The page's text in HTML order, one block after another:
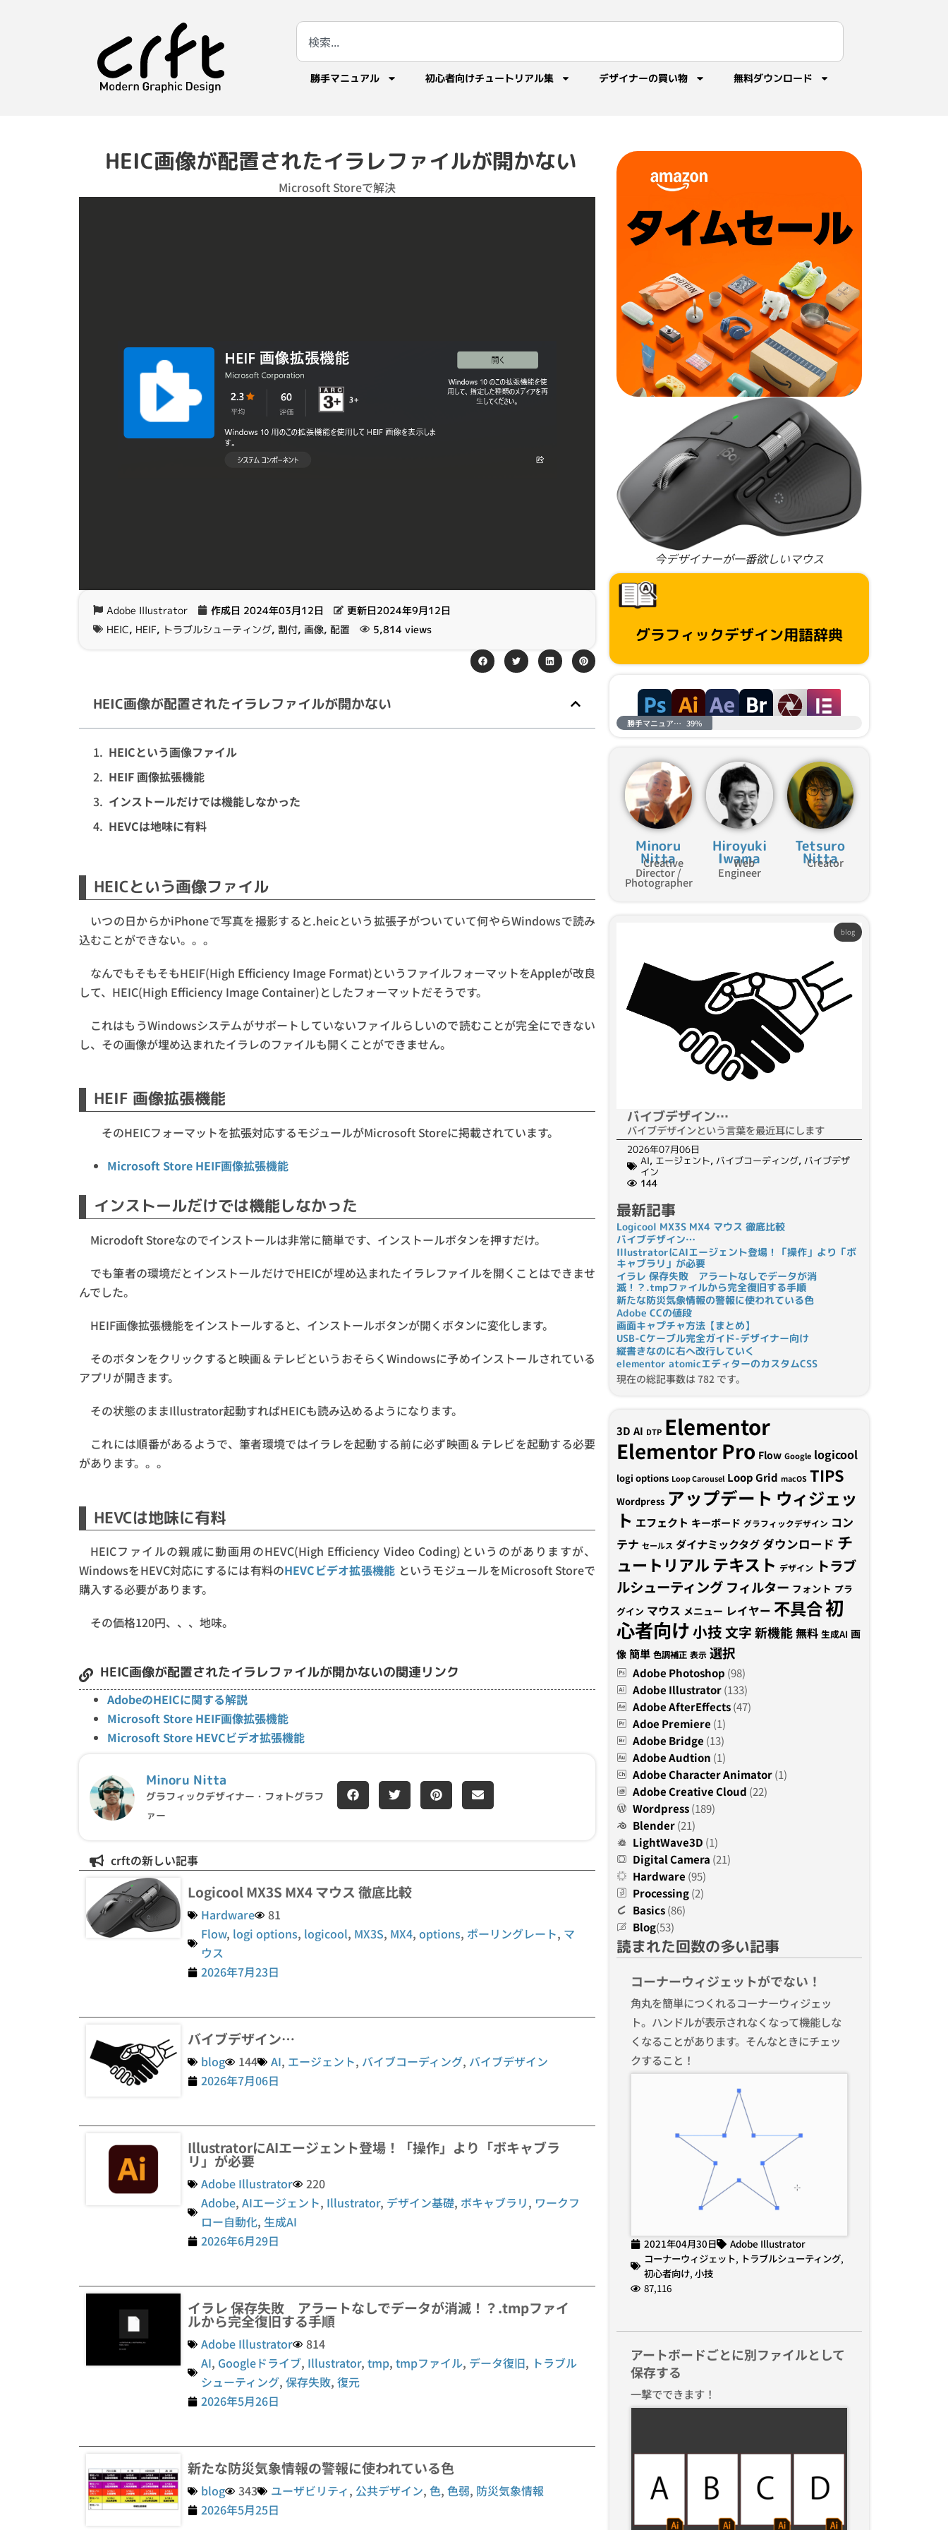
勝手マニュアル 初心者向けチュートリアル集 デザイナーの買い物 無料ダウンロード
HEIC画像が配置されたイラレファイルが開かない
Microsoft Storeで解決
Adobe Illustrator 作成日 2024年03月12日
更新日2024年9月12日
HEIC, HEIF, トラブルシューティング, 割付, 画像, 配置 5,814 views
HEIC画像が配置されたイラレファイルが開かない
HEICという画像ファイル
HEIF 画像拡張機能
インストールだけでは機能しなかった
HEVCは地味に有料
HEICという画像ファイル
いつの日からかiPhoneで写真を撮影すると.heicという拡張子がついていて何やらWindowsで読み
込むことができない。。。
なんでもそもそもHEIF(High Efficiency Image Format)というファイルフォーマットをAppleが改良
して、HEIC(High Efficiency Image Container)としたフォーマットだそうです。
これはもうWindowsシステムがサポートしていないファイルらしいので読むことが完全にできない
し、その画像が埋め込まれたイラレのファイルも開くことができません。
HEIF 画像拡張機能
そのHEICフォーマットを拡張対応するモジュールがMicrosoft Storeに掲載されています。
Microsoft Store HEIF画像拡張機能
インストールだけでは機能しなかった
Microdoft Storeなのでインストールは非常に簡単です、インストールボタンを押すだけ。
でも筆者の環境だとインストールだけでHEICが埋め込まれたイラレファイルを開くことはできませ
んでした。
HEIF画像拡張機能をインストールすると、インストールボタンが開くボタンに変化します。
そのボタンをクリックすると映画＆テレビというおそらくWindowsに予めインストールされている
アプリが開きます。
その状態のままIllustrator起動すればHEICも読み込めるようになります。
これには順番があるようで、筆者環境ではイラレを起動する前に必ず映画＆テレビを起動する必要
があります。。。
HEVCは地味に有料
HEICファイルの親戚に動画用のHEVC(High Efficiency Video Coding)というのがありますが、
WindowsをHEVC対応にするには有料のHEVCビデオ拡張機能 というモジュールをMicrosoft Storeで
購入する必要があります。
その価格120円、、、地味。
HEIC画像が配置されたイラレファイルが開かないの関連リンク
AdobeのHEICに関する解説
Microsoft Store HEIF画像拡張機能
Microsoft Store HEVCビデオ拡張機能
Minoru Nitta
グラフィックデザイナー・フォトグラフ
ァー
crftの新しい記事
Logicool MX3S MX4 マウス 徹底比較
Hardware
81
Flow, logi options, logicool, MX3S, MX4, options, ポーリングレート, マ
ウス
2026年7月23日
バイブデザイン…
blog 144 AI, エージェント, バイブコーディング, バイブデザイン
2026年7月06日
IllustratorにAIエージェント登場！「操作」より「ボキャブラ
リ」が必要
Adobe Illustrator
220
Adobe, AIエージェント, Illustrator, デザイン基礎, ボキャブラリ, ワークフ
ロー自動化, 生成AI
2026年6月29日
イラレ 保存失敗 アラートなしでデータが消滅！？.tmpファイ
ルから完全復旧する手順
Adobe Illustrator
814
AI, Googleドライブ, Illustrator, tmp, tmpファイル, データ復旧, トラブル
シューティング, 保存失敗, 復元
2026年5月26日
新たな防災気象情報の警報に使われている色
blog 343 ユーザビリティ, 公共デザイン, 色, 色弱, 防災気象情報
2026年5月25日
今デザイナーが一番欲しいマウス
グラフィックデザイン用語辞典
勝手マニュアル進捗 39%
Minoru
Nitta
Creative
Director /
Photographer
Hiroyuki
Iwama
Web
Engineer
Tetsuro
Nitta
Creator
blog
バイブデザイン…
バイブデザインという言葉を最近耳にします
2026年07月06日
AI, エージェント,バイブコーディング,バイブデザ
イン
144
最新記事
Logicool MX3S MX4 マウス 徹底比較
バイブデザイン…
IllustratorにAIエージェント登場！「操作」より「ボ
キャブラリ」が必要
イラレ 保存失敗 アラートなしでデータが消
滅！？.tmpファイルから完全復旧する手順
新たな防災気象情報の警報に使われている色
Adobe CCの値段
画面キャプチャ方法【まとめ】
USB-Cケーブル完全ガイド-デザイナー向け
縦書きなのに右へ改行していく
elementor atomicエディターのカスタムCSS
現在の総記事数は 782 です。
3D AI DTP Elementor
Elementor Pro Flow Google logicool
logi options Loop Carousel Loop Grid macOS TIPS
Wordpress アップデート ウィジェッ
ト エフェクト キーボード グラフィックデザイン コン
テナ セールス ダイナミックタグダウンロード チ
ュートリアルテキスト デザイン トラブ
ルシューティング フィルター フォント プラ
グイン マウス メニュー レイヤー 不具合初
心者向け小技文字 新機能無料 生成AI 画
像 簡単 色調補正 表示 選択
Adobe Photoshop (98)
Adobe Illustrator(133)
Adobe AfterEffects(47)
Adoe Premiere (1)
Adobe Bridge (13)
Adobe Audtion (1)
Adobe Character Animator(1)
Adobe Creative Cloud (22)
Wordpress(189)
Blender(21)
LightWave3D (1)
Digital Camera (21)
Hardware (95)
Processing(2)
Basics(86)
Blog(53)
読まれた回数の多い記事
コーナーウィジェットがでない！
角丸を簡単につくれるコーナーウィジェッ
ト。ハンドルが表示されなくなって機能しな
くなることがあります。そんなときにチェッ
クすること！
2021年04月30日
Adobe Illustrator
コーナーウィジェット, トラブルシューティング,
初心者向け,小技
87,116
アートボードごとに別ファイルとして
保存する
一撃でできます！